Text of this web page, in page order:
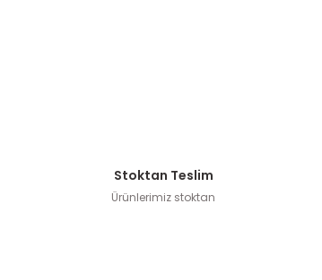
Stoktan Teslim
Ürünlerimiz stoktan